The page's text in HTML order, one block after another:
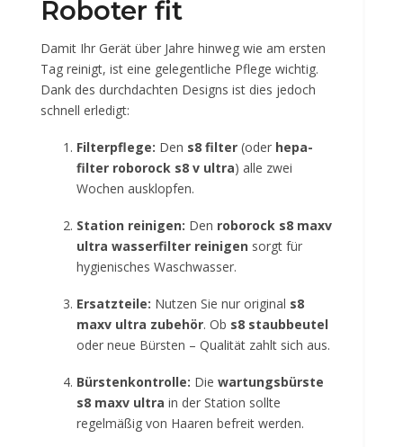
Roboter fit
Damit Ihr Gerät über Jahre hinweg wie am ersten
Tag reinigt, ist eine gelegentliche Pflege wichtig.
Dank des durchdachten Designs ist dies jedoch
schnell erledigt:
Filterpflege: Den s8 filter (oder hepa-
filter roborock s8 v ultra) alle zwei
Wochen ausklopfen.
Station reinigen: Den roborock s8 maxv
ultra wasserfilter reinigen sorgt für
hygienisches Waschwasser.
Ersatzteile: Nutzen Sie nur original s8
maxv ultra zubehör. Ob s8 staubbeutel
oder neue Bürsten – Qualität zahlt sich aus.
Bürstenkontrolle: Die wartungsbürste
s8 maxv ultra in der Station sollte
regelmäßig von Haaren befreit werden.